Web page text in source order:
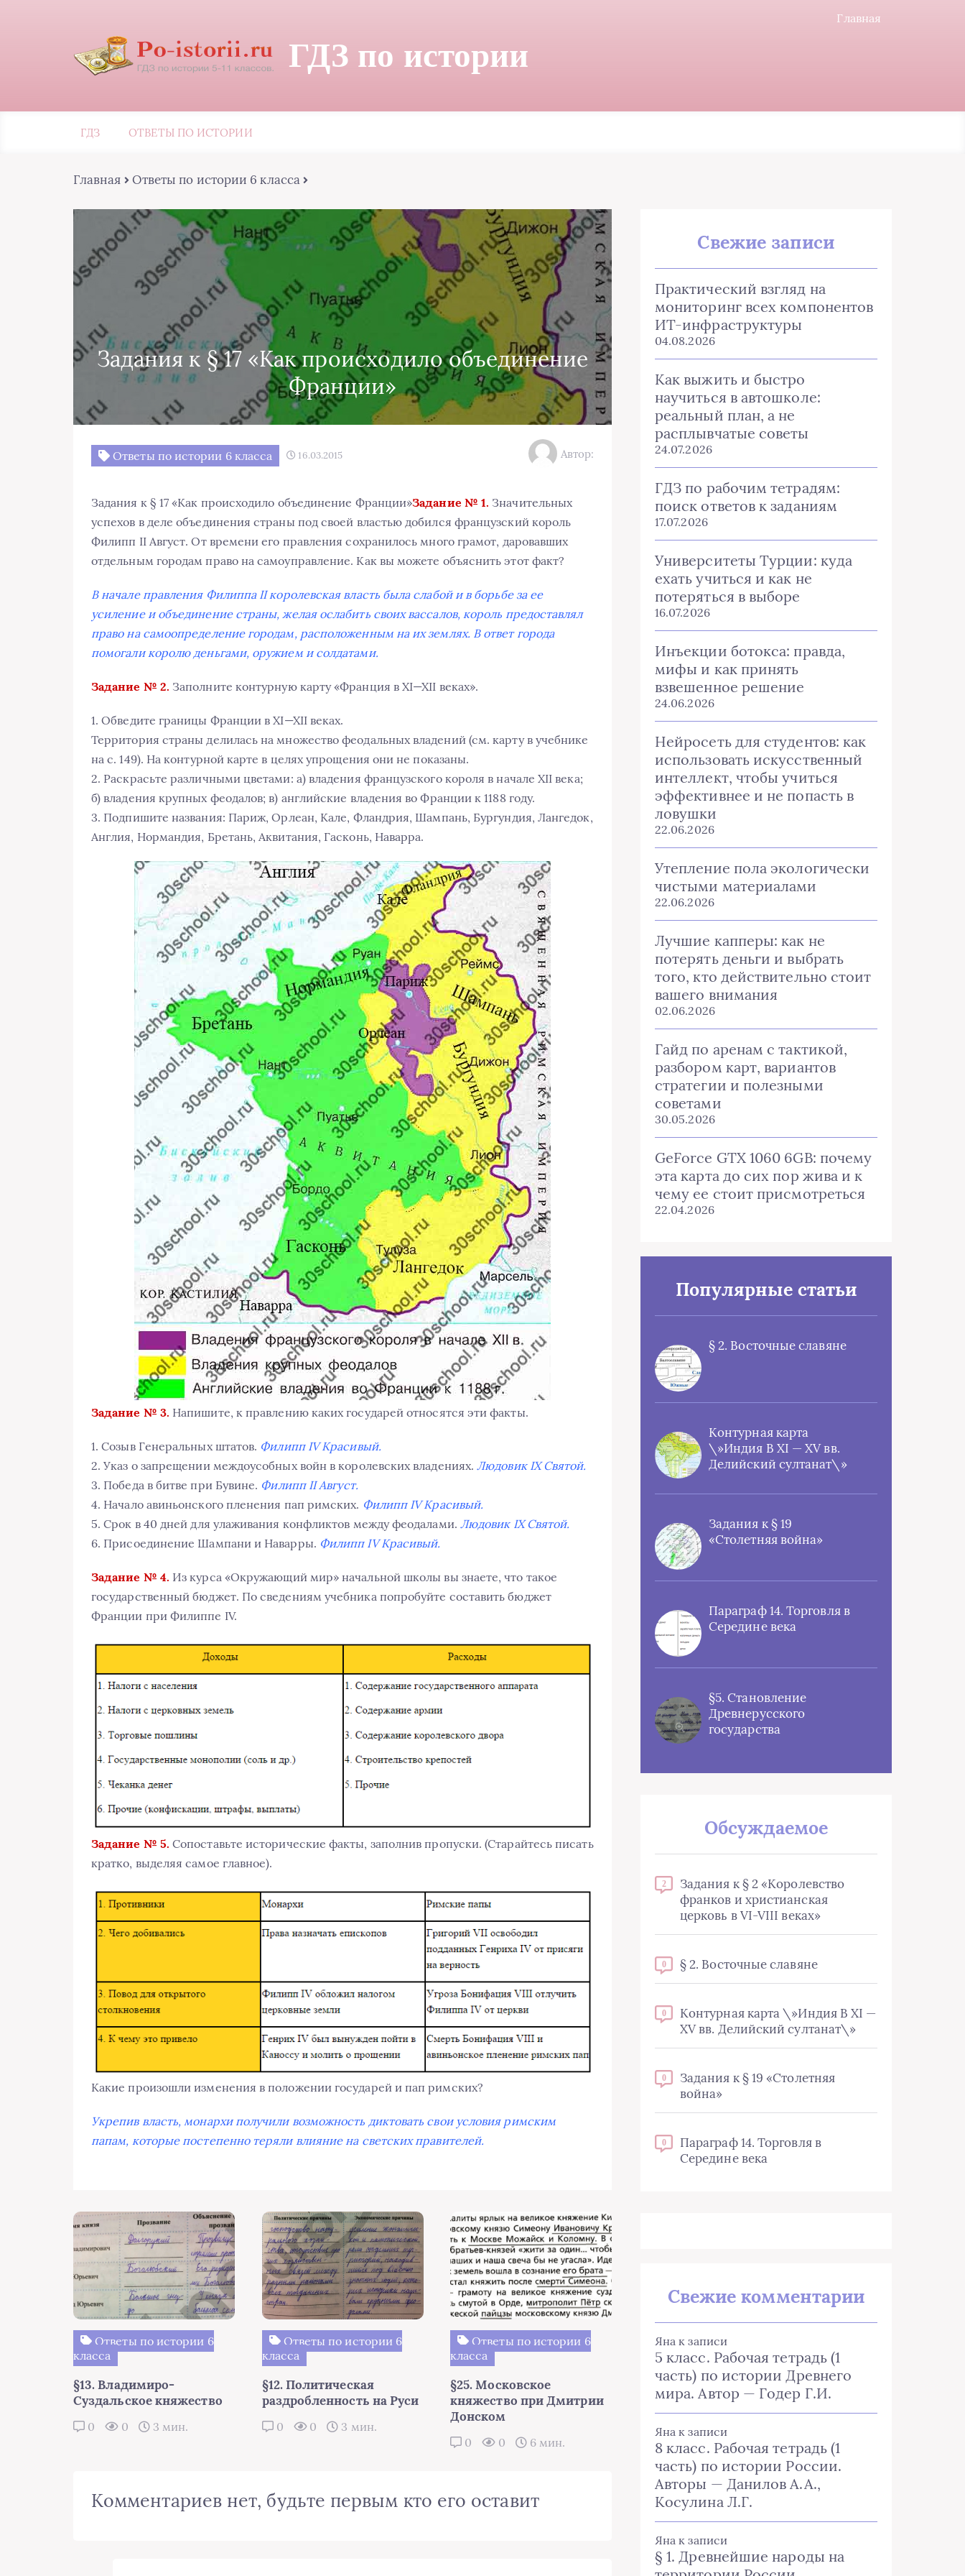
Главная
ГДЗ по истории
ГДЗ ОТВЕТЫ ПО ИСТОРИИ
Главная Ответы по истории 6 класса
Задания к § 17 «Как происходило объединение
Франции»
Ответы по истории 6 класса 16.03.2015 Автор:
Задания к § 17 «Как происходило объединение Франции»Задание № 1. Значительных
успехов в деле объединения страны под своей властью добился французский король
Филипп II Август. От времени его правления сохранилось много грамот, даровавших
отдельным городам право на самоуправление. Как вы можете объяснить этот факт?
В начале правления Филиппа II королевская власть была слабой и в борьбе за ее
усиление и объединение страны, желая ослабить своих вассалов, король предоставлял
право на самоопределение городам, расположенным на их землях. В ответ города
помогали королю деньгами, оружием и солдатами.
Задание № 2. Заполните контурную карту «Франция в XI—XII веках».
1. Обведите границы Франции в XI—XII веках.
Территория страны делилась на множество феодальных владений (см. карту в учебнике
на с. 149). На контурной карте в целях упрощения они не показаны.
2. Раскрасьте различными цветами: а) владения французского короля в начале XII века;
б) владения крупных феодалов; в) английские владения во Франции к 1188 году.
3. Подпишите названия: Париж, Орлеан, Кале, Фландрия, Шампань, Бургундия, Лангедок,
Англия, Нормандия, Бретань, Аквитания, Гасконь, Наварра.
Задание № 3. Напишите, к правлению каких государей относятся эти факты.
1. Созыв Генеральных штатов. Филипп IV Красивый.
2. Указ о запрещении междоусобных войн в королевских владениях.Людовик IX Святой.
3. Победа в битве при Бувине. Филипп II Август.
4. Начало авиньонского пленения пап римских. Филипп IV Красивый.
5. Срок в 40 дней для улаживания конфликтов между феодалами. Людовик IX Святой.
6. Присоединение Шампани и Наварры. Филипп IV Красивый.
Задание № 4. Из курса «Окружающий мир» начальной школы вы знаете, что такое
государственный бюджет. По сведениям учебника попробуйте составить бюджет
Франции при Филиппе IV.
Задание № 5. Сопоставьте исторические факты, заполнив пропуски. (Старайтесь писать
кратко, выделяя самое главное).
Какие произошли изменения в положении государей и пап римских?
Укрепив власть, монархи получили возможность диктовать свои условия римским
папам, которые постепенно теряли влияние на светских правителей.
Ответы по истории 6
класса
§13. Владимиро-
Суздальское княжество
0 0 3 мин.
Ответы по истории 6
класса
§12. Политическая
раздробленность на Руси
0 0 3 мин.
Ответы по истории 6
класса
§25. Московское
княжество при Дмитрии
Донском
0 0 6 мин.
Комментариев нет, будьте первым кто его оставит
Свежие записи
Практический взгляд на
мониторинг всех компонентов
ИТ-инфраструктуры
04.08.2026
Как выжить и быстро
научиться в автошколе:
реальный план, а не
расплывчатые советы
24.07.2026
ГДЗ по рабочим тетрадям:
поиск ответов к заданиям
17.07.2026
Университеты Турции: куда
ехать учиться и как не
потеряться в выборе
16.07.2026
Инъекции ботокса: правда,
мифы и как принять
взвешенное решение
24.06.2026
Нейросеть для студентов: как
использовать искусственный
интеллект, чтобы учиться
эффективнее и не попасть в
ловушки
22.06.2026
Утепление пола экологически
чистыми материалами
22.06.2026
Лучшие капперы: как не
потерять деньги и выбрать
того, кто действительно стоит
вашего внимания
02.06.2026
Гайд по аренам с тактикой,
разбором карт, вариантов
стратегии и полезными
советами
30.05.2026
GeForce GTX 1060 6GB: почему
эта карта до сих пор жива и к
чему ее стоит присмотреться
22.04.2026
Популярные статьи
§ 2. Восточные славяне
Контурная карта
\»Индия В XI — XV вв.
Делийский султанат\»
Задания к § 19
«Столетняя война»
Параграф 14. Торговля в
Середине века
§5. Становление
Древнерусского
государства
Обсуждаемое
2
Задания к § 2 «Королевство
франков и христианская
церковь в VI-VIII веках»
0 § 2. Восточные славяне
0
Контурная карта \»Индия В XI —
XV вв. Делийский султанат\»
0
Задания к § 19 «Столетняя
война»
0
Параграф 14. Торговля в
Середине века
Свежие комментарии
Яна к записи
5 класс. Рабочая тетрадь (1
часть) по истории Древнего
мира. Автор — Годер Г.И.
Яна к записи
8 класс. Рабочая тетрадь (1
часть) по истории России.
Авторы — Данилов А.А.,
Косулина Л.Г.
Яна к записи
§ 1. Древнейшие народы на